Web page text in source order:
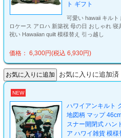
ト ギフト
可愛い hawaii キル
ロケース アロハ 新築祝 母の日 おしゃれ
祝い Hawaiian quilt 模様替え 引っ越し
価格： 6,300円(税込 6,930円)
お気に入りに追加済
NEW
ハワイアンキルト
地図柄 マップ
スナー開閉式 ハン
ア ハワイ雑貨 模